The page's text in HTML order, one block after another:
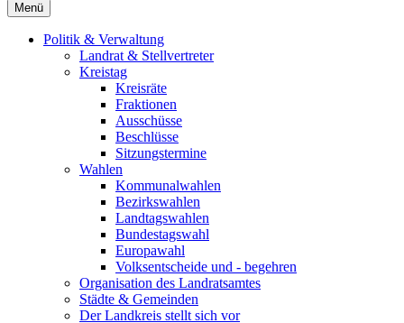
Menü
Politik & Verwaltung
Landrat & Stellvertreter
Kreistag
Kreisräte
Fraktionen
Ausschüsse
Beschlüsse
Sitzungstermine
Wahlen
Kommunalwahlen
Bezirkswahlen
Landtagswahlen
Bundestagswahl
Europawahl
Volksentscheide und - begehren
Organisation des Landratsamtes
Städte & Gemeinden
Der Landkreis stellt sich vor